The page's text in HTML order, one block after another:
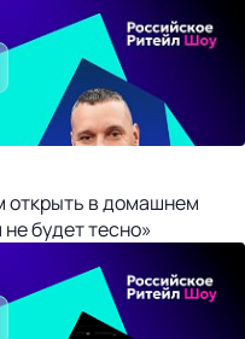
открыть в домашнем
будет тесно»